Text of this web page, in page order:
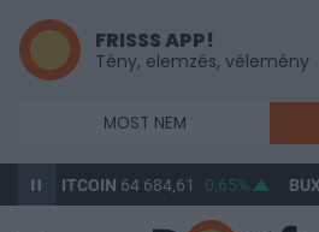
FRISSS APP!
Tény, elemzés, vélemény
MOST NEM
BITCOIN 64 684,61 0,65% BUX